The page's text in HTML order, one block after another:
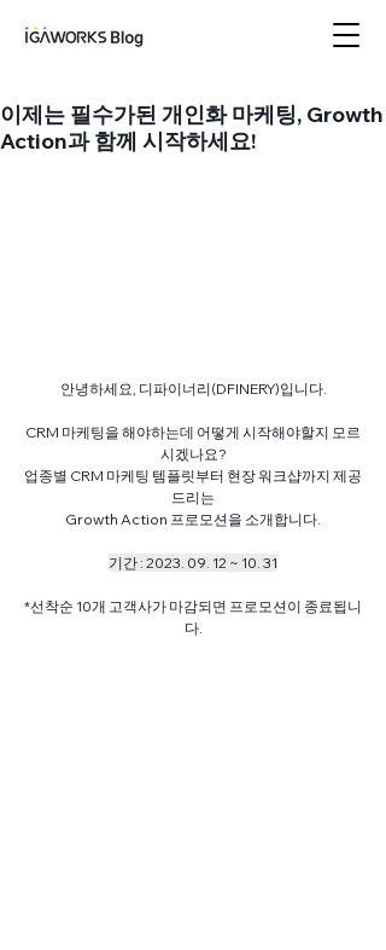
이제는 필수가된 개인화 마케팅, Growth
Action과 함께 시작하세요!
안녕하세요, 디파이너리(DFINERY)입니다.
CRM 마케팅을 해야하는데 어떻게 시작해야할지 모르
시겠나요?
업종별 CRM 마케팅 템플릿부터 현장 워크샵까지 제공
드리는
Growth Action 프로모션을 소개합니다.
기간 : 2023. 09. 12 ~ 10. 31
*선착순 10개 고객사가 마감되면 프로모션이 종료됩니
다.